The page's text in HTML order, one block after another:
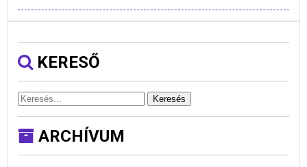
KERESŐ
Keresés
ARCHÍVUM